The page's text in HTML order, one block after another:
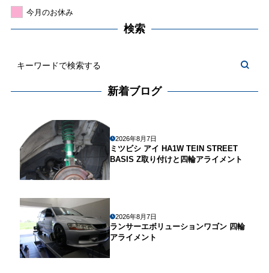
今月のお休み
検索
新着ブログ
2026年8月7日
ミツビシ アイ HA1W TEIN STREET
BASIS Z取り付けと四輪アライメント
2026年8月7日
ランサーエボリューションワゴン 四輪
アライメント